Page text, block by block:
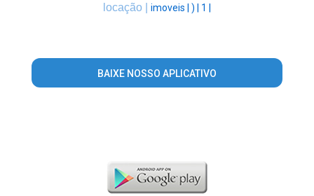
locação | imoveis | ) | 1 |
BAIXE NOSSO APLICATIVO